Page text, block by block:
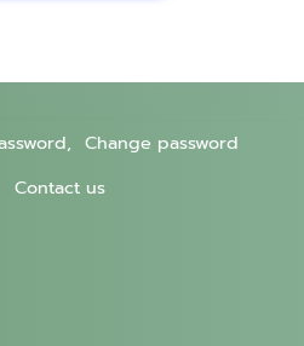
Change password
Contact us